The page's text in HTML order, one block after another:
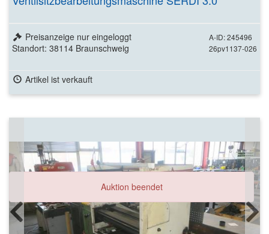
A-ID: 245496
26pv1137-026
Preisanzeige nur eingeloggt
Standort: 38114 Braunschweig
Artikel ist verkauft
Auktion beendet